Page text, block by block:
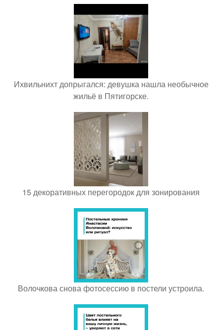
Ихвильнихт допрыгался: девушка нашла необычное
жильё в Пятигорске.
15 декоративных перегородок для зонирования
Волочкова снова фотосессию в постели устроила.